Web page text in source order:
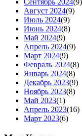
Сентябрь 2024(9)
Август 2024(9)
Июль 2024(9)
Июнь 2024(8)
Май 2024(9)
Апрель 2024(9)
Март 2024(9)
Февраль 2024(8)
Январь 2024(8)
Декабрь 2023(9)
Ноябрь 2023(8)
Май 2023(1)
Апрель 2023(16)
Март 2023(6)